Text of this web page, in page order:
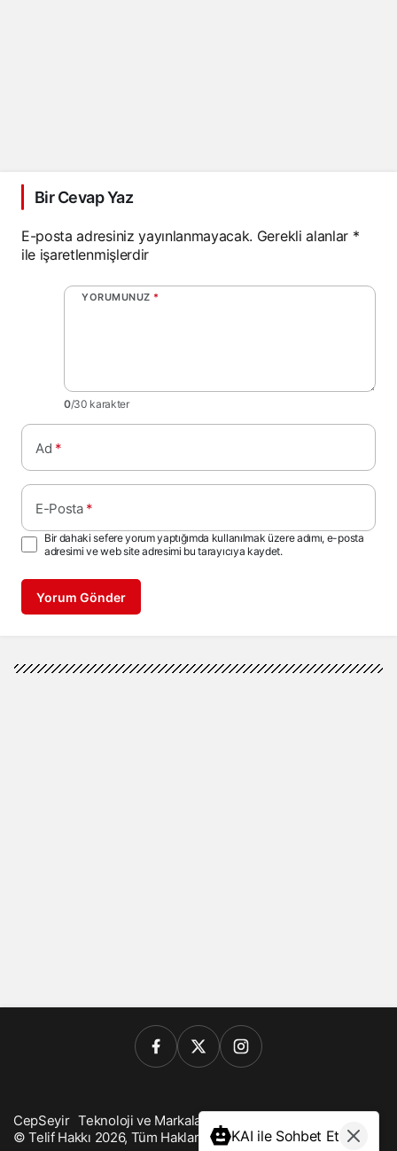
Bir Cevap Yaz
E-posta adresiniz yayınlanmayacak. Gerekli alanlar *
ile işaretlenmişlerdir
YORUMUNUZ *
0/30 karakter
Ad *
E-Posta*
Bir dahaki sefere yorum yaptığımda kullanılmak üzere adımı, e-posta
adresimi ve web site adresimi bu tarayıcıya kaydet.
Yorum Gönder
CepSeyir Teknoloji ve Markalar
© Telif Hakkı 2026, Tüm Hakları SaklıdırKAI ile Sohbet Et